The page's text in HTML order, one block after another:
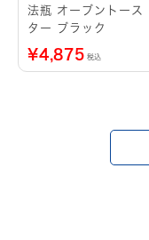
法瓶 オーブントース
ター ブラック
¥4,875 税込